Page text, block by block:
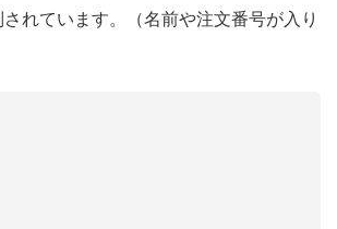
れています。（名前や注文番号が入り